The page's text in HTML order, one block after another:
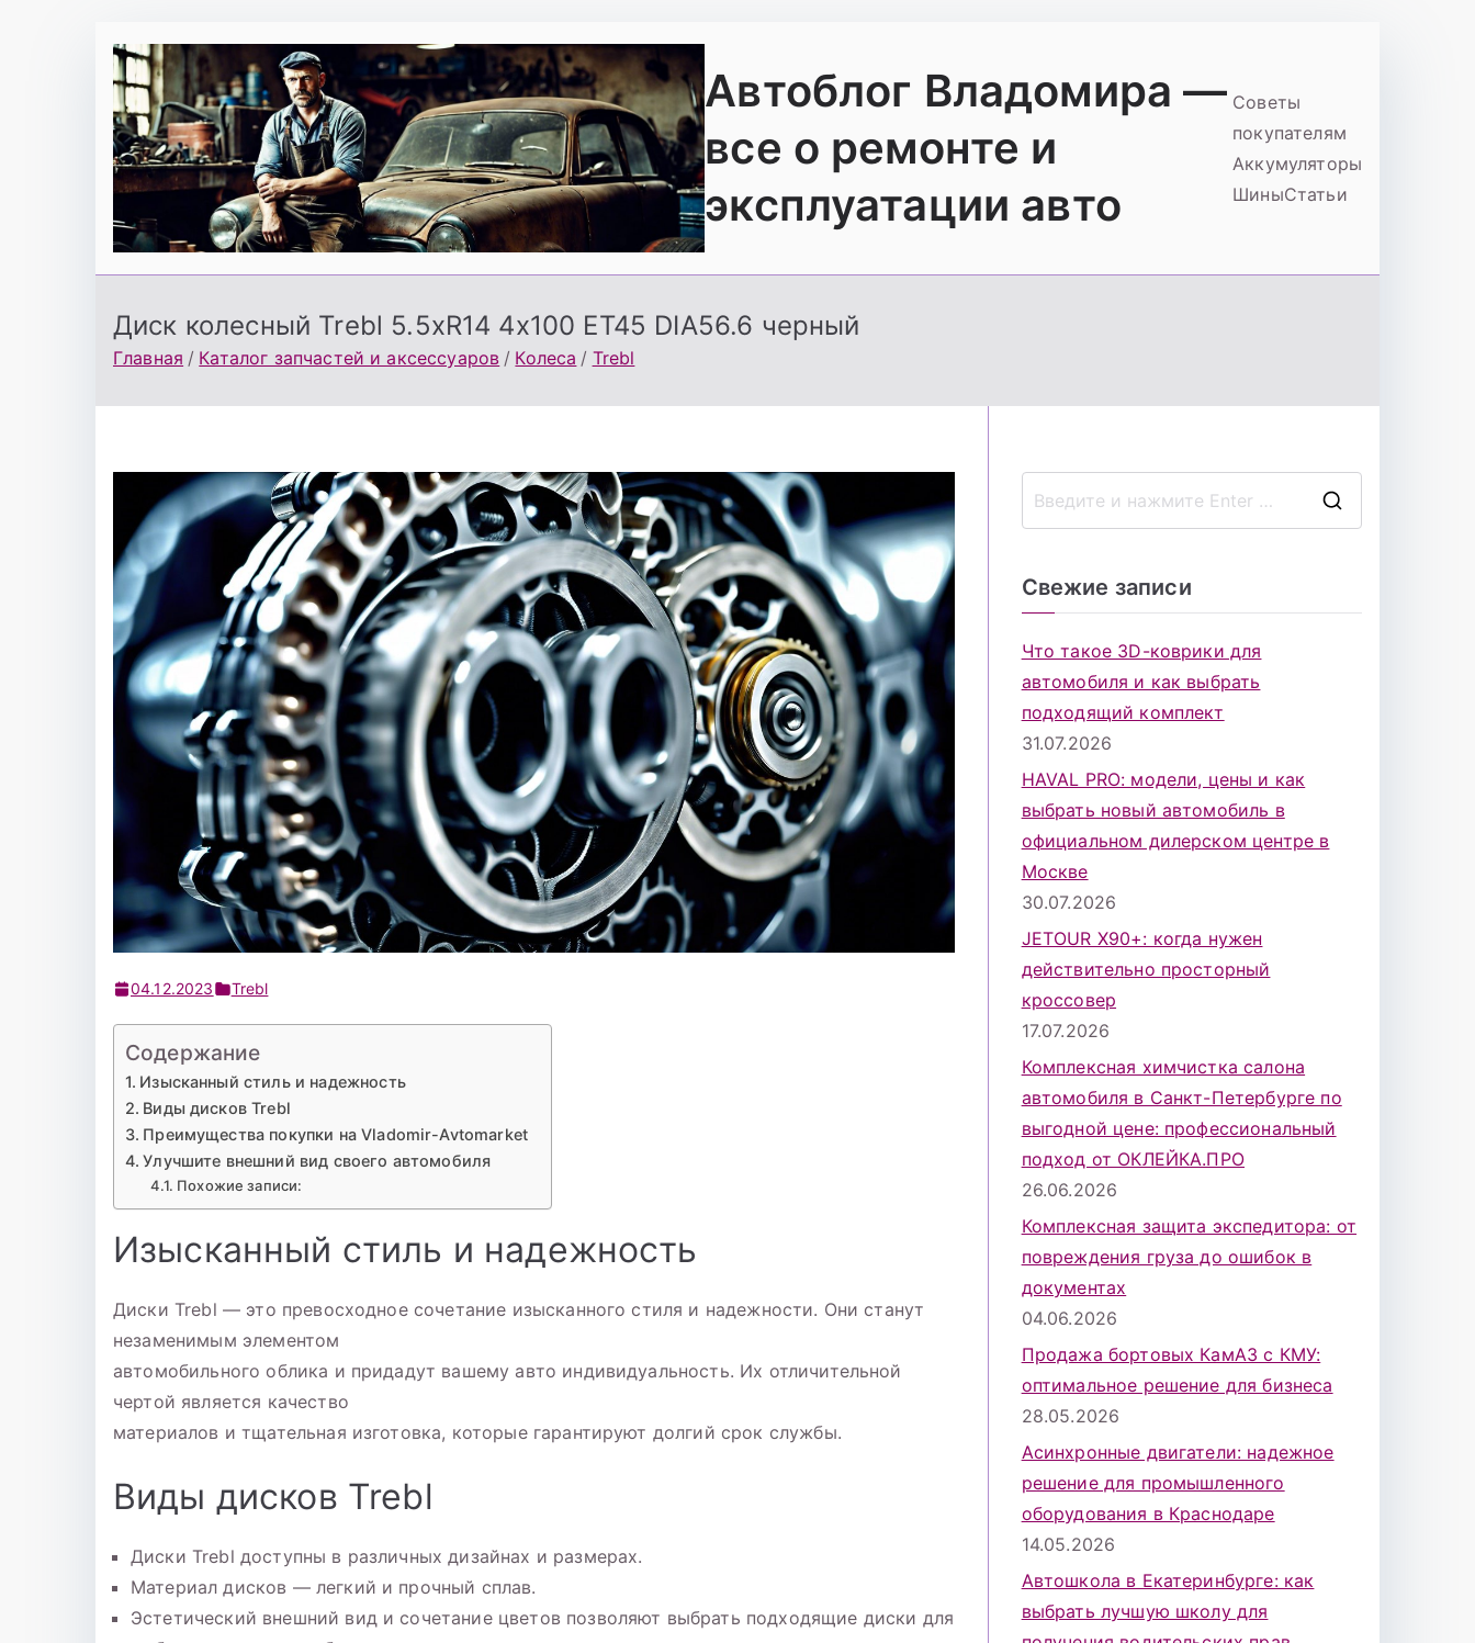
содержимому
Автоблог Владомира —
все о ремонте и
эксплуатации авто
Советы
покупателям
Аккумуляторы
ШиныСтатьи
Диск колесный Trebl 5.5хR14 4х100 ЕТ45 DIA56.6 черный
Главная Каталог запчастей и аксессуаров Колеса Trebl
04.12.2023 Trebl
Содержание
Изысканный стиль и надежность
Виды дисков Trebl
Преимущества покупки на Vladomir-Avtomarket
Улучшите внешний вид своего автомобиля
Похожие записи:
Изысканный стиль и надежность
Диски Trebl — это превосходное сочетание изысканного стиля и надежности. Они станут
незаменимым элементом
автомобильного облика и придадут вашему авто индивидуальность. Их отличительной
чертой является качество
материалов и тщательная изготовка, которые гарантируют долгий срок службы.
Виды дисков Trebl
Диски Trebl доступны в различных дизайнах и размерах.
Материал дисков — легкий и прочный сплав.
Эстетический внешний вид и сочетание цветов позволяют выбрать подходящие диски для
Свежие записи
Что такое 3D-коврики для
автомобиля и как выбрать
подходящий комплект
31.07.2026
HAVAL PRO: модели, цены и как
выбрать новый автомобиль в
официальном дилерском центре в
Москве
30.07.2026
JETOUR X90+: когда нужен
действительно просторный
кроссовер
17.07.2026
Комплексная химчистка салона
автомобиля в Санкт-Петербурге по
выгодной цене: профессиональный
подход от ОКЛЕЙКА.ПРО
26.06.2026
Комплексная защита экспедитора: от
повреждения груза до ошибок в
документах
04.06.2026
Продажа бортовых КамАЗ с КМУ:
оптимальное решение для бизнеса
28.05.2026
Асинхронные двигатели: надежное
решение для промышленного
оборудования в Краснодаре
14.05.2026
Автошкола в Екатеринбурге: как
выбрать лучшую школу для